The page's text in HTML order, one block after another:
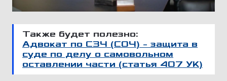
Также будет полезно:
Адвокат по СЗЧ (СОЧ) – защита в
суде по делу о самовольном
оставлении части (статья 407 УК)